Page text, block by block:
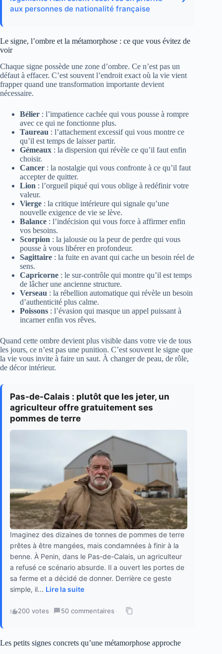
aux personnes de nationalité française
Le signe, l’ombre et la métamorphose : ce que vous évitez de
voir
Chaque signe possède une zone d’ombre. Ce n’est pas un
défaut à effacer. C’est souvent l’endroit exact où la vie vient
frapper quand une transformation importante devient
nécessaire.
Bélier : l’impatience cachée qui vous pousse à rompre
avec ce qui ne fonctionne plus.
Taureau : l’attachement excessif qui vous montre ce
qu’il est temps de laisser partir.
Gémeaux : la dispersion qui révèle ce qu’il faut enfin
choisir.
Cancer : la nostalgie qui vous confronte à ce qu’il faut
accepter de quitter.
Lion : l’orgueil piqué qui vous oblige à redéfinir votre
valeur.
Vierge : la critique intérieure qui signale qu’une
nouvelle exigence de vie se lève.
Balance : l’indécision qui vous force à affirmer enfin
vos besoins.
Scorpion : la jalousie ou la peur de perdre qui vous
pousse à vous libérer en profondeur.
Sagittaire : la fuite en avant qui cache un besoin réel de
sens.
Capricorne : le sur-contrôle qui montre qu’il est temps
de lâcher une ancienne structure.
Verseau : la rébellion automatique qui révèle un besoin
d’authenticité plus calme.
Poissons : l’évasion qui masque un appel puissant à
incarner enfin vos rêves.
Quand cette ombre devient plus visible dans votre vie de tous
les jours, ce n’est pas une punition. C’est souvent le signe que
la vie vous invite à faire un saut. À changer de peau, de rôle,
de décor intérieur.
Pas-de-Calais : plutôt que les jeter, un
agriculteur offre gratuitement ses
pommes de terre
Imaginez des dizaines de tonnes de pommes de terre
prêtes à être mangées, mais condamnées à finir à la
benne. À Penin, dans le Pas-de-Calais, un agriculteur
a refusé ce scénario absurde. Il a ouvert les portes de
sa ferme et a décidé de donner. Derrière ce geste
simple, il... Lire la suite
200 votes · 50 commentaires ·
Les petits signes concrets qu’une métamorphose approche